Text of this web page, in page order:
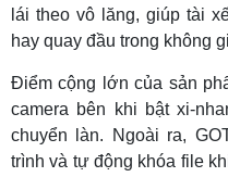
lái theo vô lăng, giúp tài
hay quay đầu trong không
Điểm cộng lớn của sản
camera bên khi bật xi-
chuyển làn. Ngoài ra,
trình và tự động khóa file